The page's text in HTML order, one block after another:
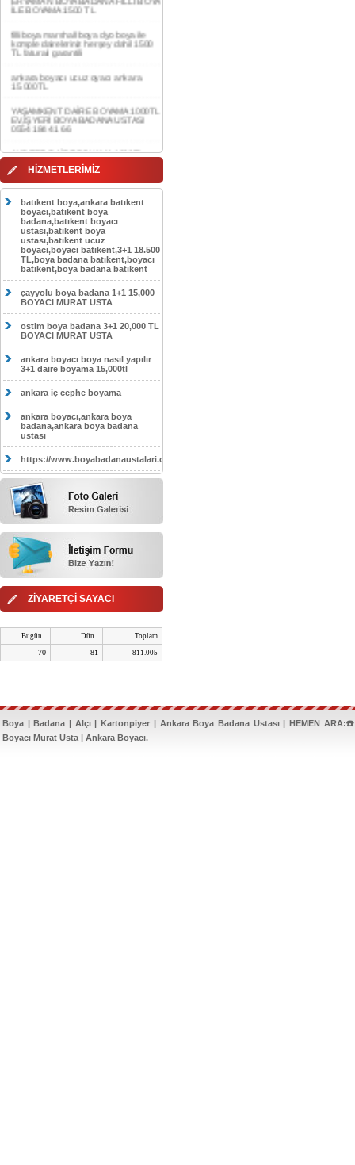
filli boya marshall boya dyo boya ile
komple daireleriniz herşey dahil 1500
ankara boyacı ucuz oyacı ankara
15.000TL
YAŞAMKENT DAİRE BOYAMA 1000TL
EV,İŞYERİ BOYA BADANA USTASI
AKDERE DAİRE BOYAMA 1000TL
EV,İŞYERİ BOYA BADANA USTASI
CEBECİ DAİRE BOYAMA 1000TL
0554 184 41 66
HASKÖY DAİRE BOYAMA 1000TL
EV,İŞYERİ BOYA BADANA USTASI
0554 184 41 66
GÖLBAŞI DAİRE BOYAMA 1000TL
EV,İŞYERİ BOYA BADANA USTASI
0554 184 41 66
SOKULLU DAİRE BOYAMA 1000TL
EV,İŞYERİ BOYA BADANA USTASI
0554 184 41 66
HİZMETLERİMİZ
batıkent boya,ankara batıkent
boyacı,batıkent boya
badana,batıkent boyacı
ustası,batıkent boya
ustası,batıkent ucuz
boyacı,boyacı batıkent,3+1 18.500
TL,boya badana batıkent,boyacı
batıkent,boya badana batıkent
çayyolu boya badana 1+1 15,000
BOYACI MURAT USTA
ostim boya badana 3+1 20,000 TL
BOYACI MURAT USTA
ankara boyacı boya nasıl yapılır
3+1 daire boyama 15,000tl
ankara iç cephe boyama
ankara boyacı,ankara boya
badana,ankara boya badana
ustası
https://www.boyabadanaustalari.com/
ZİYARETÇİ SAYACI
Bugün Dün Toplam
70 81 811.005
Boya | Badana | Alçı | Kartonpiyer | Ankara Boya Badana Ustası | HEMEN
Boyacı Murat Usta | Ankara Boyacı.